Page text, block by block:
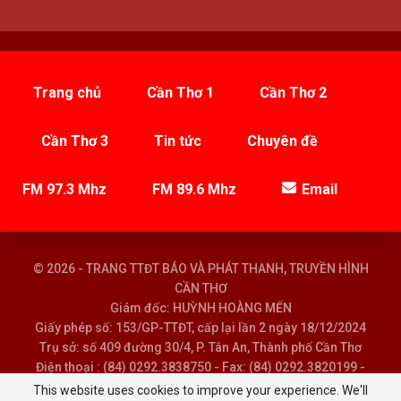
Trang chủ Cần Thơ 1 Cần Thơ 2
Cần Thơ 3 Tin tức Chuyên đề
FM 97.3 Mhz FM 89.6 Mhz Email
© 2026 - TRANG TTĐT BÁO VÀ PHÁT THANH, TRUYỀN HÌNH
CẦN THƠ
Giám đốc: HUỲNH HOÀNG MẾN
Giấy phép số: 153/GP-TTĐT, cấp lại lần 2 ngày 18/12/2024
Trụ sở: số 409 đường 30/4, P. Tân An, Thành phố Cần Thơ
Điện thoại : (84) 0292.3838750 - Fax: (84) 0292.3820199 -
Email : baoptth@cantho.gov.vn
This website uses cookies to improve your experience. We'll